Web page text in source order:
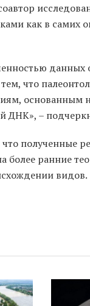
как в самих
данных
что
основанным
ДНК», –
полученные
более ранние
видов.